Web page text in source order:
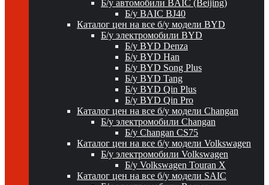
Б/у автомобили BAIC (Beijing)
Б/у BAIC BJ40
Каталог цен на все б/у модели BYD
Б/у электромобили BYD
Б/у BYD Denza
Б/у BYD Han
Б/у BYD Song Plus
Б/у BYD Tang
Б/у BYD Qin Plus
Б/у BYD Qin Pro
Каталог цен на все б/у модели Changan
Б/у электромобили Changan
Б/у Changan CS75
Каталог цен на все б/у модели Volkswagen
Б/у электромобили Volkswagen
Б/у Volkswagen Touran X
Каталог цен на все б/у модели SAIC